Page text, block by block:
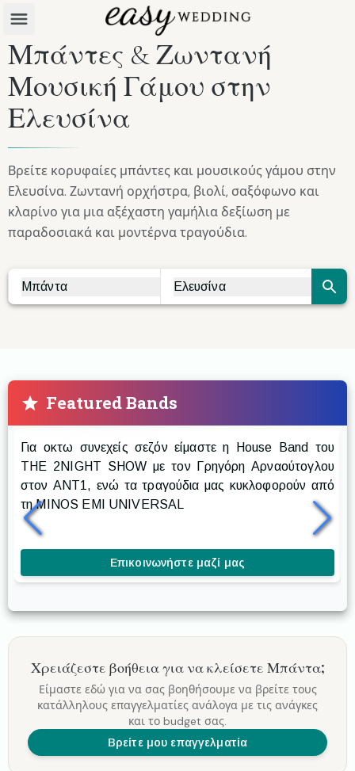
Μπάντες & Ζωντανή
Μουσική Γάμου στην
Ελευσίνα
Βρείτε κορυφαίες μπάντες και μουσικούς γάμου στην
Ελευσίνα. Ζωντανή ορχήστρα, βιολί, σαξόφωνο και
κλαρίνο για μια αξέχαστη γαμήλια δεξίωση με
παραδοσιακά και μοντέρνα τραγούδια.
Μπάντα Ελευσίνα
Featured Bands
Prestige The Band
Για οκτω συνεχείς σεζόν είμαστε η House Band του
THE 2NIGHT SHOW με τον Γρηγόρη Αρναούτογλου
στον ANT1, ενώ τα τραγούδια μας κυκλοφορούν από
τη MINOS EMI UNIVERSAL
Επικοινωνήστε μαζί μας
Χρειάζεστε βοήθεια για να κλείσετε Μπάντα;
Είμαστε εδώ για να σας βοηθήσουμε να βρείτε τους
κατάλληλους επαγγελματίες ανάλογα με τις ανάγκες
και το budget σας.
Βρείτε μου επαγγελματία